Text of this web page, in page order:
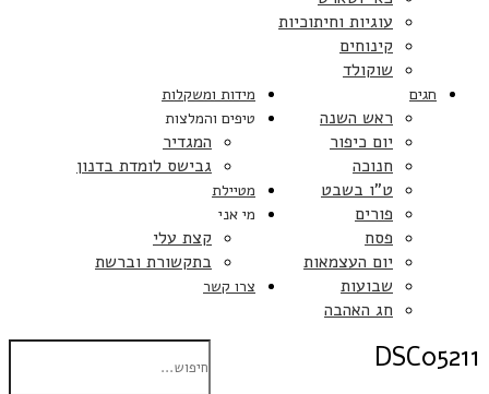
עוגיות וחיתוכיות
קינוחים
שוקולד
חגים
ראש השנה
יום כיפור
חנוכה
ט”ו בשבט
פורים
פסח
יום העצמאות
שבועות
חג האהבה
מידות ומשקלות
טיפים והמלצות
המגדיר
גבישס לומדת בדנון
מטיילת
מי אני
קצת עלי
בתקשורת וברשת
צרו קשר
DSC05211